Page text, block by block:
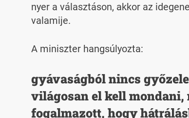
nyer a választáson, akkor az
valamije.
A miniszter hangsúlyozta:
gyávaságból nincs
világosan el kell
fogalmazott, hogy